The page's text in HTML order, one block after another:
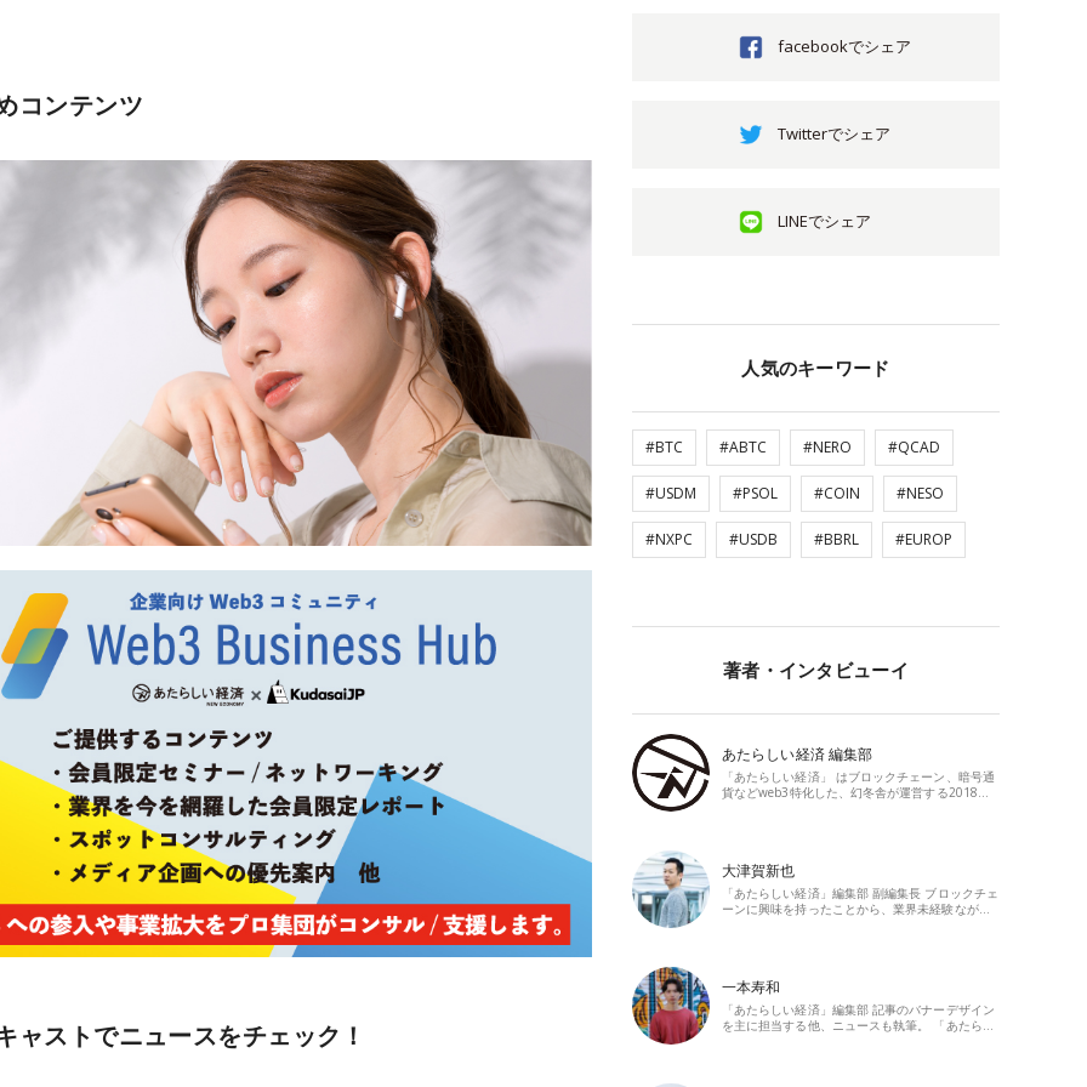
コンテンツ
ャストでニュースをチェック！
facebookでシェア
Twitterでシェア
LINEでシェア
人気のキーワード
#BTC #ABTC #NERO #QCAD
#USDM #PSOL #COIN #NESO
#NXPC #USDB #BBRL #EUROP
著者・インタビューイ
あたらしい経済 編集部
「あたらしい経済」 はブロックチェーン、暗号通
貨などweb3特化した、幻冬舎が運営する2018…
大津賀新也
「あたらしい経済」編集部 副編集長 ブロックチェ
ーンに興味を持ったことから、業界未経験なが…
一本寿和
「あたらしい経済」編集部 記事のバナーデザイン
を主に担当する他、ニュースも執筆。 「あたら…